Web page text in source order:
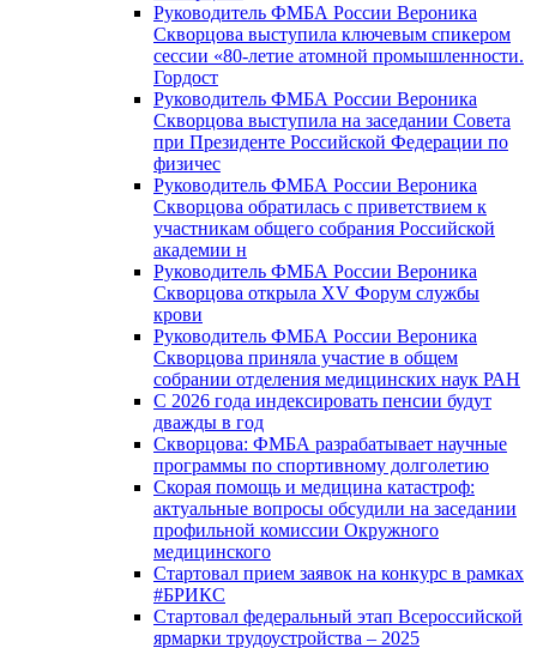
Руководитель ФМБА России Вероника
Скворцова выступила ключевым спикером
сессии «80-летие атомной промышленности.
Гордост
Руководитель ФМБА России Вероника
Скворцова выступила на заседании Совета
при Президенте Российской Федерации по
физичес
Руководитель ФМБА России Вероника
Скворцова обратилась с приветствием к
участникам общего собрания Российской
академии н
Руководитель ФМБА России Вероника
Скворцова открыла XV Форум службы
крови
Руководитель ФМБА России Вероника
Скворцова приняла участие в общем
собрании отделения медицинских наук РАН
С 2026 года индексировать пенсии будут
дважды в год
Скворцова: ФМБА разрабатывает научные
программы по спортивному долголетию
Скорая помощь и медицина катастроф:
актуальные вопросы обсудили на заседании
профильной комиссии Окружного
медицинского
Стартовал прием заявок на конкурс в рамках
#БРИКС
Стартовал федеральный этап Всероссийской
ярмарки трудоустройства – 2025